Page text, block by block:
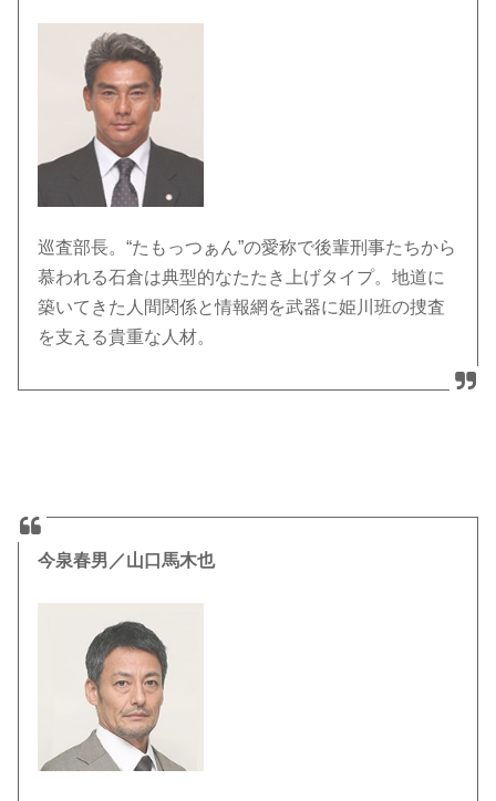
巡査部長。“たもっつぁん”の愛称で後輩刑事たちから
慕われる石倉は典型的なたたき上げタイプ。地道に
築いてきた人間関係と情報網を武器に姫川班の捜査
を支える貴重な人材。
今泉春男／山口馬木也